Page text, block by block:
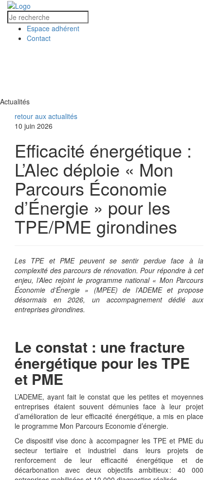
Espace adhérent
Contact
Actualités
retour aux actualités
10 juin 2026
Efficacité énergétique :
L’Alec déploie « Mon
Parcours Économie
d’Énergie » pour les
TPE/PME girondines
Les TPE et PME peuvent se sentir perdue face à la
complexité des parcours de rénovation. Pour répondre à cet
enjeu, l’Alec rejoint le programme national « Mon Parcours
Économie d’Énergie » (MPEE) de l’ADEME et propose
désormais en 2026, un accompagnement dédié aux
entreprises girondines.
Le constat : une fracture
énergétique pour les TPE
et PME
L’ADEME, ayant fait le constat que les petites et moyennes
entreprises étaient souvent démunies face à leur projet
d’amélioration de leur efficacité énergétique, a mis en place
le programme Mon Parcours Economie d’énergie.
Ce dispositif vise donc à accompagner les TPE et PME du
secteur tertiaire et industriel dans leurs projets de
renforcement de leur efficacité énergétique et de
décarbonation avec deux objectifs ambitieux : 40 000